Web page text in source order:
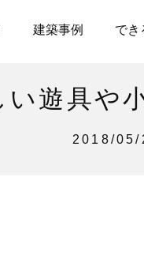
建築事例 でき
い遊具や
2018/05/